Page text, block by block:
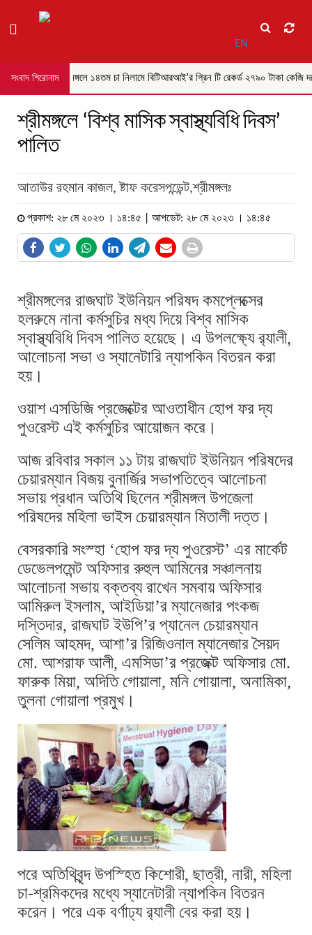
EN
সংবাদ শিরোনামশ্রীমঙ্গলে ১৪তম চা নিলামে বিটিআরআই'র গ্রিন টি রেকর্ড ২৭৯০ টাকা কেজি দরে
শ্রীমঙ্গলে ‘বিশ্ব মাসিক স্বাস্থ্যবিধি দিবস’
পালিত
আতাউর রহমান কাজল, ষ্টাফ করেসপন্ডেন্ট,শ্রীমঙ্গলঃ
প্রকাশ: ২৮ মে ২০২৩ । ১৪:৪৫ | আপডেট: ২৮ মে ২০২৩ । ১৪:৪৫
শ্রীমঙ্গলের রাজঘাট ইউনিয়ন পরিষদ কমপ্লেক্সের
হলরুমে নানা কর্মসুচির মধ্য দিয়ে বিশ্ব মাসিক
স্বাস্থ্যবিধি দিবস পালিত হয়েছে। এ উপলক্ষ্যে র‍্যালী,
আলোচনা সভা ও স্যানেটারি ন্যাপকিন বিতরন করা
হয়।
ওয়াশ এসডিজি প্রজেক্টের আওতাধীন হোপ ফর দ্য
পুওরেস্ট এই কর্মসুচির আয়োজন করে।
আজ রবিবার সকাল ১১ টায় রাজঘাট ইউনিয়ন পরিষদের
চেয়ারম্যান বিজয় বুনার্জির সভাপতিত্বে আলোচনা
সভায় প্রধান অতিথি ছিলেন শ্রীমঙ্গল উপজেলা
পরিষদের মহিলা ভাইস চেয়ারম্যান মিতালী দত্ত।
বেসরকারি সংস্হা ‘হোপ ফর দ্য পুওরেস্ট’ এর মার্কেট
ডেভেলপমেন্ট অফিসার রুহুল আমিনের সঞ্চালনায়
আলোচনা সভায় বক্তব্য রাখেন সমবায় অফিসার
আমিরুল ইসলাম, আইডিয়া’র ম্যানেজার পংকজ
দস্তিদার, রাজঘাট ইউপি’র প্যানেল চেয়ারম্যান
সেলিম আহমদ, আশা’র রিজিওনাল ম্যানেজার সৈয়দ
মো. আশরাফ আলী, এমসিডা’র প্রজেক্ট অফিসার মো.
ফারুক মিয়া, অদিতি গোয়ালা, মনি গোয়ালা, অনামিকা,
তুলনা গোয়ালা প্রমুখ।
পরে অতিথিবৃন্দ উপস্হিত কিশোরী, ছাত্রী, নারী, মহিলা
চা-শ্রমিকদের মধ্যে স্যানেটারী ন্যাপকিন বিতরন
করেন। পরে এক বর্ণাঢ্য র‍্যালী বের করা হয়।